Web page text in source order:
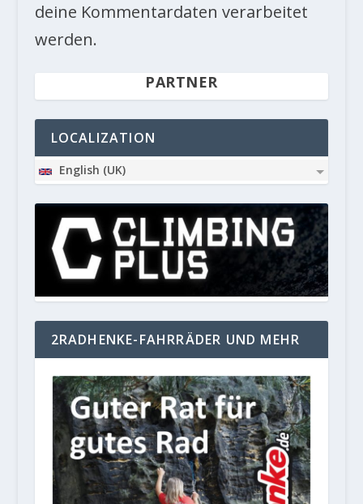
deine Kommentardaten verarbeitet
werden.
PARTNER
LOCALIZATION
English (UK)
2RADHENKE-FAHRRÄDER UND MEHR